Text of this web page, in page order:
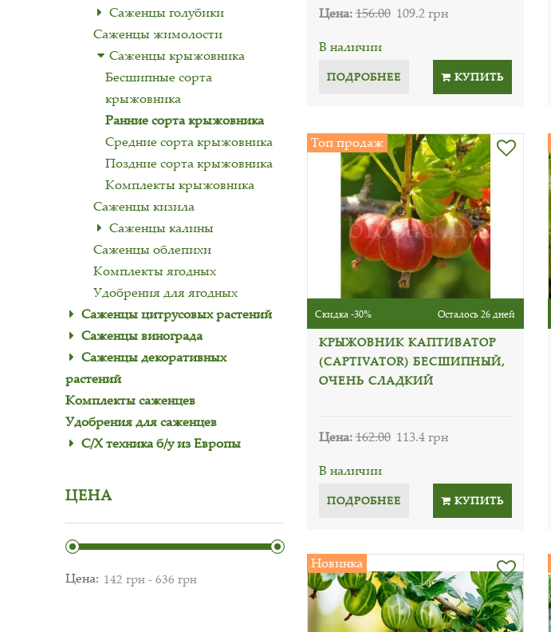
Саженцы голубики
Саженцы жимолости
Саженцы крыжовника
Бесшипные сорта
крыжовника
Ранние сорта крыжовника
Средние сорта крыжовника
Поздние сорта крыжовника
Комплекты крыжовника
Саженцы кизила
Саженцы калины
Саженцы облепихи
Комплекты ягодных
Удобрения для ягодных
Саженцы цитрусовых растений
Саженцы винограда
Саженцы декоративных
растений
Комплекты саженцев
Удобрения для саженцев
С/Х техника б/у из Европы
ЦЕНА
Цена:
Цена:156.00 109.2 грн
В наличии
ПОДРОБНЕЕ КУПИТЬ
Топ продаж
Скидка -30% Осталось 26 дней
КРЫЖОВНИК КАПТИВАТОР
(CAPTIVATOR) БЕСШИПНЫЙ,
ОЧЕНЬ СЛАДКИЙ
Цена:162.00 113.4 грн
В наличии
ПОДРОБНЕЕ КУПИТЬ
Новинка